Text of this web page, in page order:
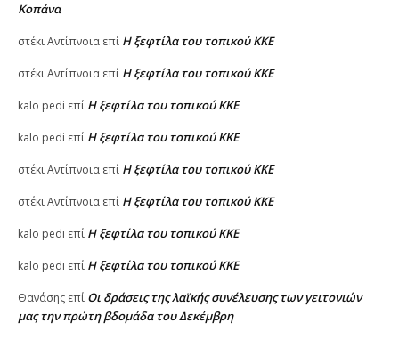
Κοπάνα
στέκι Αντίπνοια επί Η ξεφτίλα του τοπικού ΚΚΕ
στέκι Αντίπνοια επί Η ξεφτίλα του τοπικού ΚΚΕ
kalo pedi επί Η ξεφτίλα του τοπικού ΚΚΕ
kalo pedi επί Η ξεφτίλα του τοπικού ΚΚΕ
στέκι Αντίπνοια επί Η ξεφτίλα του τοπικού ΚΚΕ
στέκι Αντίπνοια επί Η ξεφτίλα του τοπικού ΚΚΕ
kalo pedi επί Η ξεφτίλα του τοπικού ΚΚΕ
kalo pedi επί Η ξεφτίλα του τοπικού ΚΚΕ
Θανάσης επί Οι δράσεις της λαϊκής συνέλευσης των γειτονιών
μας την πρώτη βδομάδα του Δεκέμβρη